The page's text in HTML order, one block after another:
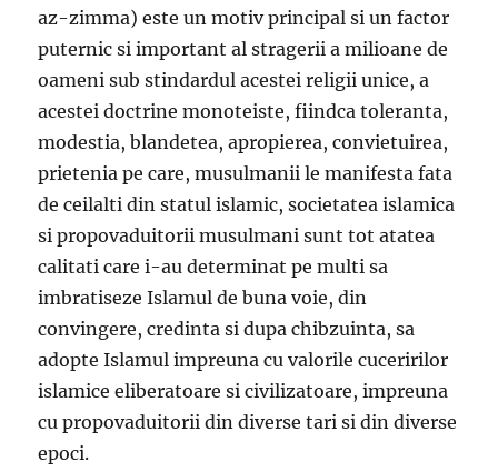
az-zimma) este un motiv principal si un factor
puternic si important al stragerii a milioane de
oameni sub stindardul acestei religii unice, a
acestei doctrine monoteiste, fiindca toleranta,
modestia, blandetea, apropierea, convietuirea,
prietenia pe care, musulmanii le manifesta fata
de ceilalti din statul islamic, societatea islamica
si propovaduitorii musulmani sunt tot atatea
calitati care i-au determinat pe multi sa
imbratiseze Islamul de buna voie, din
convingere, credinta si dupa chibzuinta, sa
adopte Islamul impreuna cu valorile cuceririlor
islamice eliberatoare si civilizatoare, impreuna
cu propovaduitorii din diverse tari si din diverse
epoci.